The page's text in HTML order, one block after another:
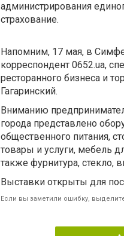
администрирования
страхование.
Напомним, 17 мая, в
корреспондент 0652.ua, с
ресторанного бизнеса и
Гагаринский.
Вниманию
города представлено
общественного питания,
товары и услуги, мебель
также фурнитура, стекло,
Выставки открыты для
Если вы заметили ошибку,